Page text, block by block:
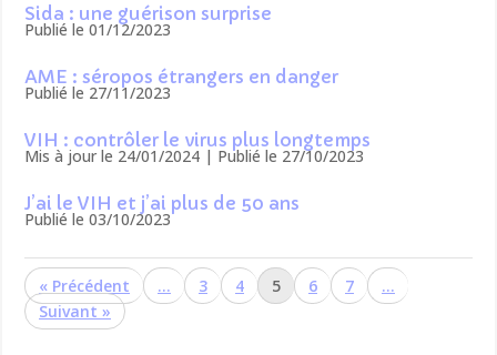
Sida : une guérison surprise
Publié le 01/12/2023
AME : séropos étrangers en danger
Publié le 27/11/2023
VIH : contrôler le virus plus longtemps
Mis à jour le 24/01/2024 | Publié le 27/10/2023
J’ai le VIH et j’ai plus de 50 ans
Publié le 03/10/2023
« … 3 4 5 6 7
…
»